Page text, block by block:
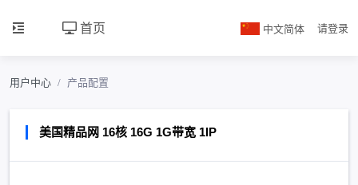
首页 中文简体 请登录
用户中心 产品配置
美国精品网 16核 16G 1G带宽 1IP